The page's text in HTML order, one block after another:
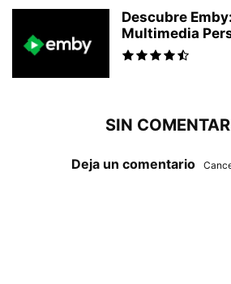
Descubre
Multimedia
SIN
Deja un comentario